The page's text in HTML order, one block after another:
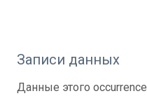
Записи данных
Данные этого